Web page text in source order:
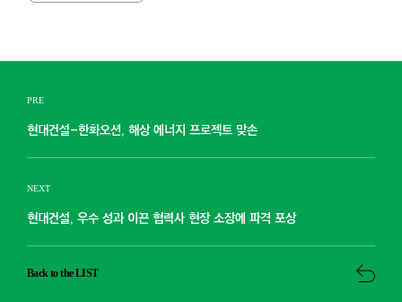
PRE
현대건설-한화오션, 해상 에너지 프로젝트 맞손
NEXT
현대건설, 우수 성과 이끈 협력사 현장 소장에 파격 포상
Back to the LIST